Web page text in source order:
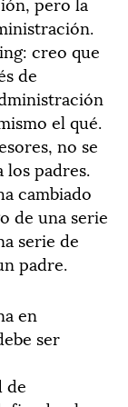
creo que
de
el qué.
no se
los padres.
cambiado
de una serie
serie de
padre.
en
ser
de